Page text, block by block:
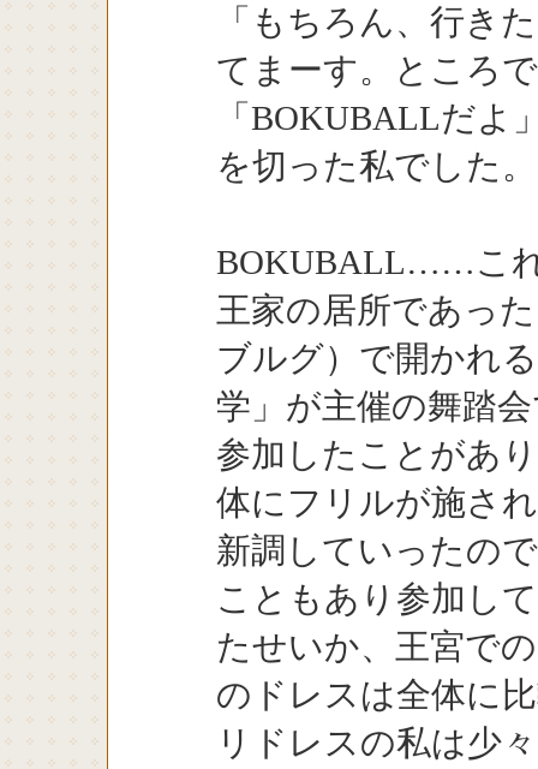
「もちろん、行き
てまーす。ところ
「BOKUBALLだよ
を切った私でした。
BOKUBALL……こ
王家の居所であっ
ブルグ）で開かれ
学」が主催の舞踏
参加したことがあ
体にフリルが施さ
新調していったの
こともあり参加し
たせいか、王宮で
のドレスは全体に
リドレスの私は少